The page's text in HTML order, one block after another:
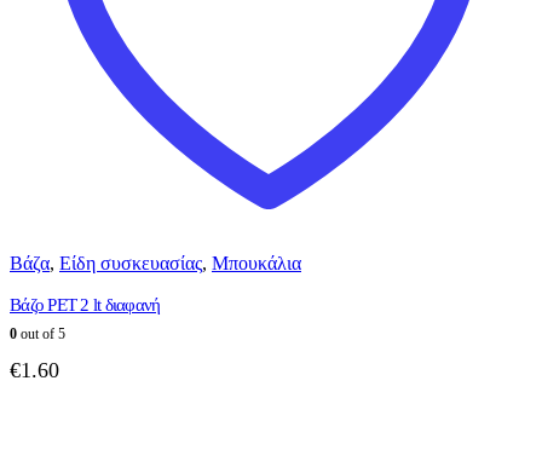
Βάζα, Είδη συσκευασίας, Μπουκάλια
Βάζο PET 2 lt διαφανή
0 out of 5
€1.60